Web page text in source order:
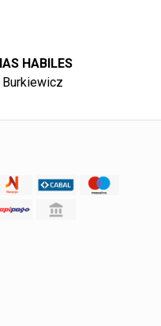
HABILES